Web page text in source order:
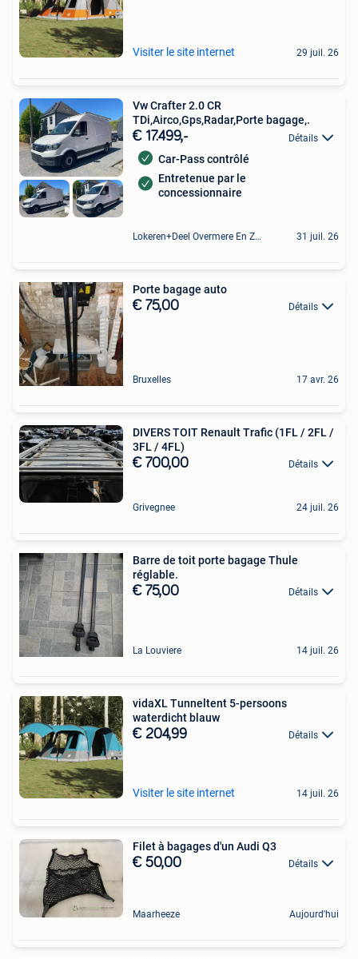
Visiter le site internet 29 juil. 26
Vw Crafter 2.0 CR
TDi,Airco,Gps,Radar,Porte bagage,.
€ 17.499,- Détails
Car-Pass contrôlé
Entretenue par le
concessionnaire
Lokeren+Deel Overmere En Zele 31 juil. 26
Porte bagage auto
€ 75,00 Détails
Bruxelles 17 avr. 26
DIVERS TOIT Renault Trafic (1FL / 2FL /
3FL / 4FL)
€ 700,00 Détails
Grivegnee 24 juil. 26
Barre de toit porte bagage Thule
réglable.
€ 75,00 Détails
La Louviere 14 juil. 26
vidaXL Tunneltent 5-persoons
waterdicht blauw
€ 204,99 Détails
Visiter le site internet 14 juil. 26
Filet à bagages d'un Audi Q3
€ 50,00 Détails
Maarheeze Aujourd'hui